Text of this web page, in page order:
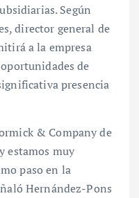
Según
director general de
a la empresa
de
presencia
& Company de
estamos muy
paso en la
Hernández-Pons